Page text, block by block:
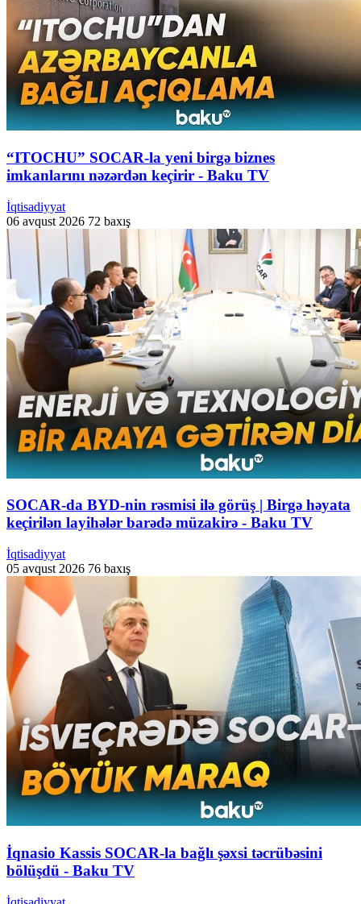
“ITOCHU” SOCAR-la yeni birgə biznes
imkanlarını nəzərdən keçirir - Baku TV
İqtisadiyyat
06 avqust 2026 72 baxış
SOCAR-da BYD-nin rəsmisi ilə görüş | Birgə həyata
keçirilən layihələr barədə müzakirə - Baku TV
İqtisadiyyat
05 avqust 2026 76 baxış
İqnasio Kassis SOCAR-la bağlı şəxsi təcrübəsini
bölüşdü - Baku TV